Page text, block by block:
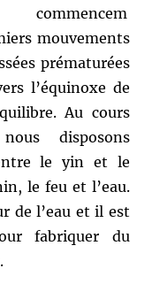
commencem
mouvements
prématurées
l’équinoxe de
Au cours
disposons
le yin et le
le feu et l’eau.
de l’eau et il est
fabriquer du